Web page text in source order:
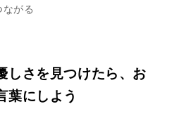
がる
しさを見つけたら、お
葉にしよう